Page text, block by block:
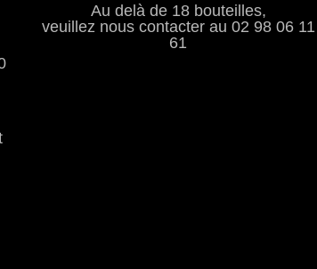
Au delà de 18 bouteilles,
veuillez nous contacter au 02 98 06 11
61